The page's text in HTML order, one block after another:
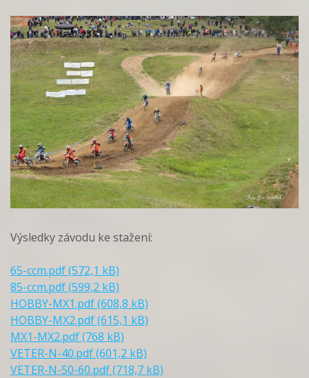
Výsledky závodu ke stažení:
65-ccm.pdf (572,1 kB)
85-ccm.pdf (599,2 kB)
HOBBY-MX1.pdf (608,8 kB)
HOBBY-MX2.pdf (615,1 kB)
MX1-MX2.pdf (768 kB)
VETER-N-40.pdf (601,2 kB)
VETER-N-50-60.pdf (718,7 kB)